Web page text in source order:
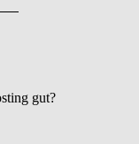
gut?